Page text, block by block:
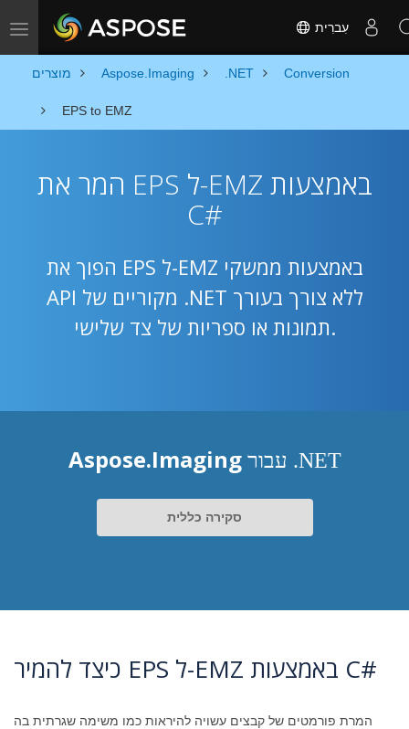
Toggle navigation עִברִית
מוצרים Aspose.Imaging .NET Conversion
EPS to EMZ
המר את EPS ל-EMZ באמצעות
C#
הפוך את EPS ל-EMZ באמצעות ממשקי
API מקוריים של .NET ללא צורך בעורך
תמונות או ספריות של צד שלישי.
Aspose.Imaging עבור .NET
סקירה כללית
כיצד להמיר EPS ל-EMZ באמצעות C#
המרת פורמטים של קבצים עשויה להיראות כמו משימה שגרתית בה